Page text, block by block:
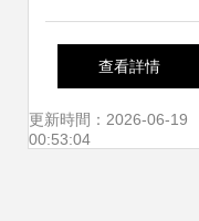
控制電腦，一個軟
件搞定家庭網絡技
查看詳情
更新時間：2026-06-19
00:53:04